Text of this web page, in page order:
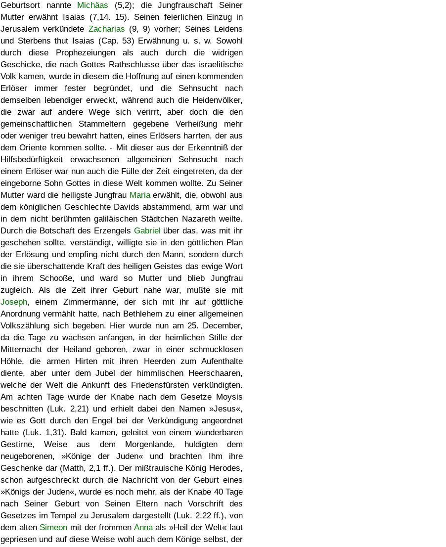
Geburtsort nannte Michäas (5,2); die Jungfrauschaft Seiner
Mutter erwähnt Isaias (7,14. 15). Seinen feierlichen Einzug in
Jerusalem verkündete Zacharias (9, 9) vorher; Seines Leidens
und Sterbens thut Isaias (Cap. 53) Erwähnung u. s. w. Sowohl
durch diese Prophezeiungen als auch durch die widrigen
Geschicke, die nach Gottes Rathschlusse über das israelitische
Volk kamen, wurde in diesem die Hoffnung auf einen kommenden
Erlöser immer fester begründet, und die Sehnsucht nach
demselben lebendiger erweckt, während auch die Heidenvölker,
die zwar auf andere Wege sich verirrt, aber doch die den
gemeinschaftlichen Stammeltern gegebene Verheißung mehr
oder weniger treu bewahrt hatten, eines Erlösers harrten, der aus
dem Oriente kommen sollte. - Mit dieser aus der Erkenntniß der
Hilfsbedürftigkeit erwachsenen allgemeinen Sehnsucht nach
einem Erlöser war nun auch die Fülle der Zeit eingetreten, da der
eingeborne Sohn Gottes in diese Welt kommen wollte. Zu Seiner
Mutter ward die heiligste Jungfrau Mariaerwählt, die, obwohl aus
dem königlichen Geschlechte Davids abstammend, arm war und
in dem nicht berühmten galiläischen Städtchen Nazareth weilte.
Durch die Botschaft des Erzengels Gabriel über das, was mit ihr
geschehen sollte, verständigt, willigte sie in den göttlichen Plan
der Erlösung und empfing nicht durch den Mann, sondern durch
die sie überschattende Kraft des heiligen Geistes das ewige Wort
in ihrem Schooße, und ward so Mutter und blieb Jungfrau
zugleich. Als die Zeit ihrer Geburt nahe war, mußte sie mit
Joseph, einem Zimmermanne, der sich mit ihr auf göttliche
Anordnung vermählt hatte, nach Bethlehem zu einer allgemeinen
Volkszählung sich begeben. Hier wurde nun am 25. December,
da die Tage zu wachsen anfangen, in der heimlichen Stille der
Mitternacht der Heiland geboren, zwar in einer schmucklosen
Höhle, die armen Hirten mit ihren Heerden zum Aufenthalte
diente, aber unter dem Jubel der himmlischen Heerschaaren,
welche der Welt die Ankunft des Friedensfürsten verkündigten.
Am achten Tage wurde der Knabe nach dem Gesetze Moysis
beschnitten (Luk. 2,21) und erhielt dabei den Namen »Jesus«,
wie es Gott durch den Engel bei der Verkündigung angeordnet
hatte (Luk. 1,31). Bald kamen, geleitet von einem wunderbaren
Gestirne, Weise aus dem Morgenlande, huldigten dem
neugeborenen, »Könige der Juden« und brachten Ihm ihre
Geschenke dar (Matth, 2,1 ff.). Der mißtrauische König Herodes,
schon aufgeschreckt durch die Nachricht von der Geburt eines
»Königs der Juden«, wurde es noch mehr, als der Knabe 40 Tage
nach Seiner Geburt von Seinen Eltern nach Vorschrift des
Gesetzes im Tempel zu Jerusalem dargestellt (Luk. 2,22 ff.), von
dem alten Simeon mit der frommen Annaals »Heil der Welt« laut
gepriesen und auf diese Weise wohl auch dem Könige selbst, der